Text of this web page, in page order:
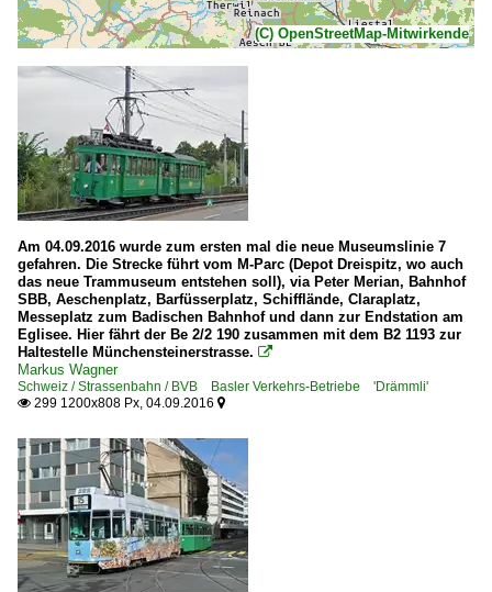
(C) OpenStreetMap-Mitwirkende
Am 04.09.2016 wurde zum ersten mal die neue Museumslinie 7
gefahren. Die Strecke führt vom M-Parc (Depot Dreispitz, wo auch
das neue Trammuseum entstehen soll), via Peter Merian, Bahnhof
SBB, Aeschenplatz, Barfüsserplatz, Schifflände, Claraplatz,
Messeplatz zum Badischen Bahnhof und dann zur Endstation am
Eglisee. Hier fährt der Be 2/2 190 zusammen mit dem B2 1193 zur
Haltestelle Münchensteinerstrasse. 
Markus Wagner
Schweiz / Strassenbahn / BVB Basler Verkehrs-Betriebe 'Drämmli'
 299 1200x808 Px, 04.09.2016 